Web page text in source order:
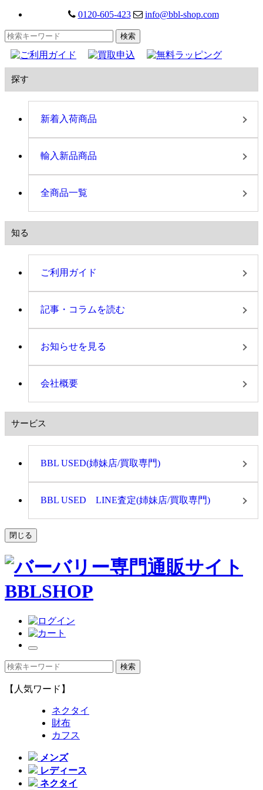
0120-605-423 info@bbl-shop.com
探す
新着入荷商品
輸入新品商品
全商品一覧
知る
ご利用ガイド
記事・コラムを読む
お知らせを見る
会社概要
サービス
BBL USED(姉妹店/買取専門)
BBL USED LINE査定(姉妹店/買取専門)
閉じる
【人気ワード】
ネクタイ
財布
カフス
メンズ
レディース
ネクタイ